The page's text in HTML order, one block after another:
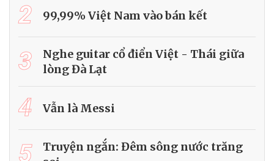
2 99,99% Việt Nam vào bán kết
3
Nghe guitar cổ điển Việt - Thái giữa
lòng Đà Lạt
4 Vẫn là Messi
5
Truyện ngắn: Đêm sông nước trăng